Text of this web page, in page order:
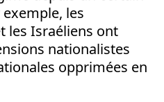
exemple, les
les Israéliens ont
nationalistes
opprimées en